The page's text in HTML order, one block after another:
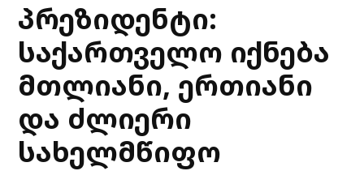
პრეზიდენტი:
საქართველო იქნება
მთლიანი, ერთიანი
და ძლიერი
სახელმწიფო